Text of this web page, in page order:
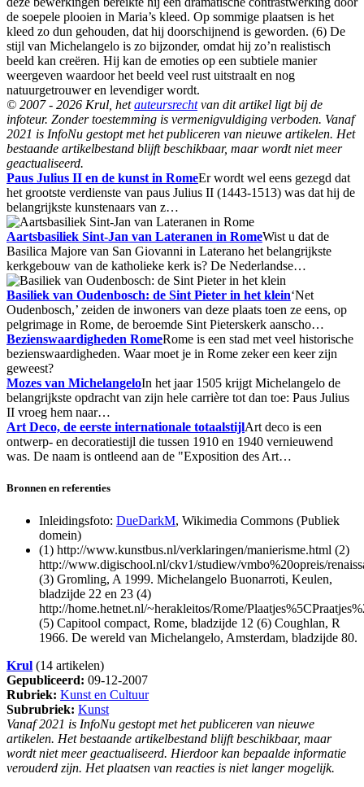
de soepele plooien in Maria’s kleed. Op sommige plaatsen is het
kleed zo dun gehouden, dat hij doorschijnend is geworden. (6) De
stijl van Michelangelo is zo bijzonder, omdat hij zo’n realistisch
beeld kan creëren. Hij kan de emoties op een subtiele manier
weergeven waardoor het beeld veel rust uitstraalt en nog
natuurgetrouwer en levendiger wordt.
© 2007 - 2026 Krul, hetauteursrechtvan dit artikel ligt bij de
infoteur. Zonder toestemming is vermenigvuldiging verboden. Vanaf
2021 is InfoNu gestopt met het publiceren van nieuwe artikelen. Het
bestaande artikelbestand blijft beschikbaar, maar wordt niet meer
geactualiseerd.
Paus Julius II en de kunst in RomeEr wordt wel eens gezegd dat
het grootste verdienste van paus Julius II (1443-1513) was dat hij de
belangrijkste kunstenaars van z…
Aartsbasiliek Sint-Jan van Lateranen in RomeWist u dat de
Basilica Majore van San Giovanni in Laterano het belangrijkste
kerkgebouw van de katholieke kerk is? De Nederlandse…
Basiliek van Oudenbosch: de Sint Pieter in het klein‘Net
Oudenbosch,’ zeiden de inwoners van deze plaats toen ze eens, op
pelgrimage in Rome, de beroemde Sint Pieterskerk aanscho…
Bezienswaardigheden RomeRome is een stad met veel historische
bezienswaardigheden. Waar moet je in Rome zeker een keer zijn
geweest?
Mozes van MichelangeloIn het jaar 1505 krijgt Michelangelo de
belangrijkste opdracht van zijn hele carrière tot dan toe: Paus Julius
II vroeg hem naar…
Art Deco, de eerste internationale totaalstijlArt deco is een
ontwerp- en decoratiestijl die tussen 1910 en 1940 vernieuwend
was. De naam is ontleend aan de "Exposition des Art…
Bronnen en referenties
Inleidingsfoto: DueDarkM, Wikimedia Commons (Publiek
domein)
(1) http://www.kunstbus.nl/verklaringen/manierisme.html (2)
http://www.digischool.nl/ckv1/studiew/vmbo%20opreis/
(3) Gromling, A 1999. Michelangelo Buonarroti, Keulen,
bladzijde 22 en 23 (4)
http://home.hetnet.nl/~herakleitos/Rome/
(5) Capitool compact, Rome, bladzijde 12 (6) Coughlan, R
1966. De wereld van Michelangelo, Amsterdam, bladzijde 80.
Krul (14 artikelen)
Gepubliceerd: 09-12-2007
Rubriek: Kunst en Cultuur
Subrubriek: Kunst
Vanaf 2021 is InfoNu gestopt met het publiceren van nieuwe
artikelen. Het bestaande artikelbestand blijft beschikbaar, maar
wordt niet meer geactualiseerd. Hierdoor kan bepaalde informatie
verouderd zijn. Het plaatsen van reacties is niet langer mogelijk.